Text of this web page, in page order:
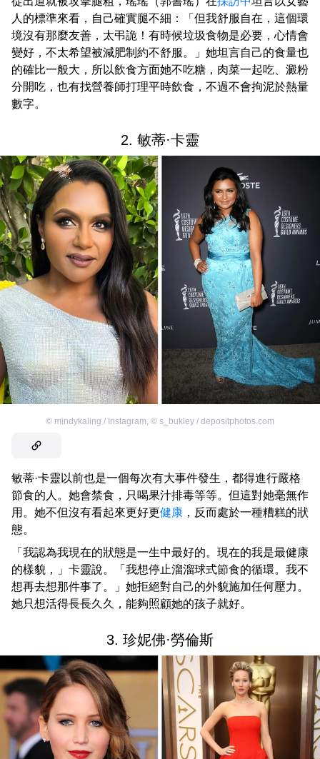
人的標準來看，自己確實腿不細：「但我舒服自在，這個環
境沒有那麼友善，太弔詭！有時候垃圾食物是必要，心情會
變好，不太希望被減肥制約不舒服。」她坦言自己的食量也
的確比一般大，所以飲食方面她不吃糖，肉菜一起吃、澱粉
分開吃，也有找營養師打理平時飲食，不過不會拘泥於熱量
數字。
2. 敏蒂·卡靈
© mindykaling / Instagram, © s_bukley / depositphotos.com
敏蒂·卡靈以前也是一個每次有大事件發生，都得進行嚴格
節食的人。她會禁食，只喝果汁排毒等等。但這對她毫無作
用。她不但沒有看起來更好更健康 ，反而處於一種糟糕的狀
態。
「我認為我現在的狀態是一生中最好的。現在的我是最健康
的樣貌，」卡靈說。「我想停止溜溜球式節食的循環。我不
想再去想那件事了。」她拒絕對自己的外貌施加任何壓力。
她只想活得長長久久，能夠照顧她的孩子就好。
3. 珍妮佛·勞倫斯